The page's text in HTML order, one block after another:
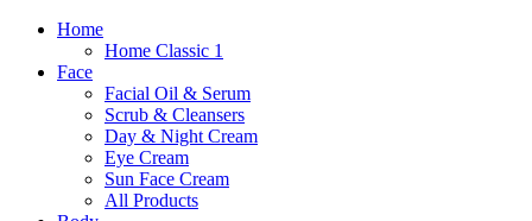
Home
Home Classic 1
Face
Facial Oil & Serum
Scrub & Cleansers
Day & Night Cream
Eye Cream
Sun Face Cream
All Products